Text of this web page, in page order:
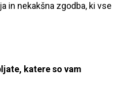
in nekakšna zgodba, ki vse
katere so vam